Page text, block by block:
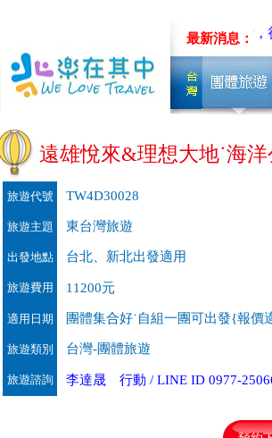
最新消息：
低碳旅行，從你我
遠雄悅來&理想大地˙海洋
旅遊代號 TW4D30028
旅遊主題 東台灣旅遊
出發地點 台北、新北出發適用
旅遊費用 11200元
適用日期 團體集合好˙自組一團可出發{報價
旅遊類別 台灣-團體旅遊
旅遊諮詢 李達晟 行動 / LINE ID 0977-